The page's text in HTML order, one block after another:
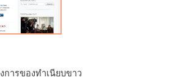
การของทำเนียบขาว